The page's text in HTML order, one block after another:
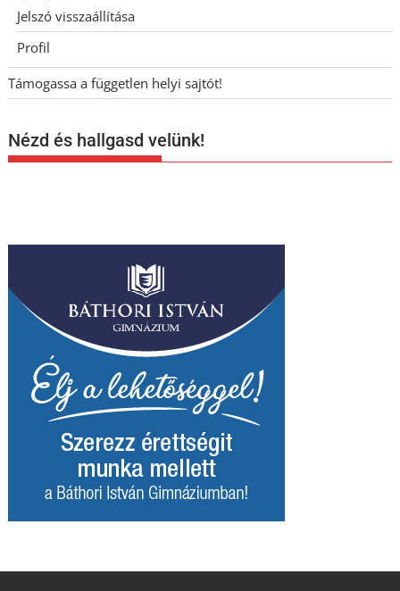
Jelszó visszaállítása
Profil
Támogassa a független helyi sajtót!
Nézd és hallgasd velünk!